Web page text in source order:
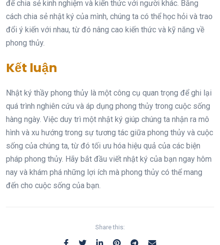
để chia sẻ kinh nghiệm và kiến thức với người khác. Bằng
cách chia sẻ nhật ký của mình, chúng ta có thể học hỏi và trao
đổi ý kiến với nhau, từ đó nâng cao kiến thức và kỹ năng về
phong thủy.
Kết luận
Nhật ký thầy phong thủy là một công cụ quan trọng để ghi lại
quá trình nghiên cứu và áp dụng phong thủy trong cuộc sống
hàng ngày. Việc duy trì một nhật ký giúp chúng ta nhận ra mô
hình và xu hướng trong sự tương tác giữa phong thủy và cuộc
sống của chúng ta, từ đó tối ưu hóa hiệu quả của các biện
pháp phong thủy. Hãy bắt đầu viết nhật ký của bạn ngay hôm
nay và khám phá những lợi ích mà phong thủy có thể mang
đến cho cuộc sống của bạn.
Share this: